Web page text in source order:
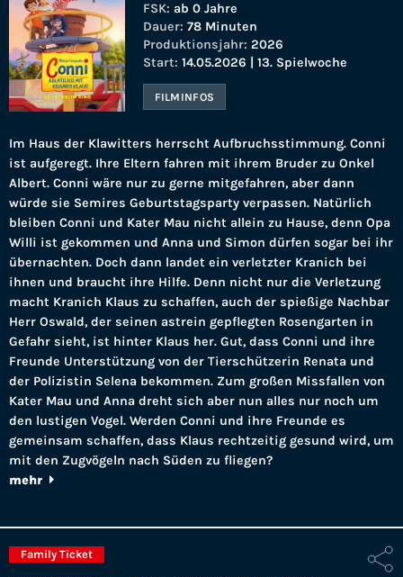
FSK: ab 0 Jahre
Dauer: 78 Minuten
Produktionsjahr: 2026
Start: 14.05.2026 | 13. Spielwoche
FILMINFOS
Im Haus der Klawitters herrscht Aufbruchsstimmung. Conni
ist aufgeregt. Ihre Eltern fahren mit ihrem Bruder zu Onkel
Albert. Conni wäre nur zu gerne mitgefahren, aber dann
würde sie Semires Geburtstagsparty verpassen. Natürlich
bleiben Conni und Kater Mau nicht allein zu Hause, denn Opa
Willi ist gekommen und Anna und Simon dürfen sogar bei ihr
übernachten. Doch dann landet ein verletzter Kranich bei
ihnen und braucht ihre Hilfe. Denn nicht nur die Verletzung
macht Kranich Klaus zu schaffen, auch der spießige Nachbar
Herr Oswald, der seinen astrein gepflegten Rosengarten in
Gefahr sieht, ist hinter Klaus her. Gut, dass Conni und ihre
Freunde Unterstützung von der Tierschützerin Renata und
der Polizistin Selena bekommen. Zum großen Missfallen von
Kater Mau und Anna dreht sich aber nun alles nur noch um
den lustigen Vogel. Werden Conni und ihre Freunde es
gemeinsam schaffen, dass Klaus rechtzeitig gesund wird, um
mit den Zugvögeln nach Süden zu fliegen?
mehr
Family Ticket